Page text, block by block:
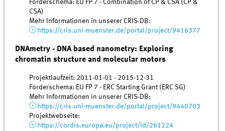
Förderschema: EU FP 7 - Combination of CP & CSA (CP &
CSA)
Mehr Informationen in unserer CRIS-DB:
https://cris.uni-muenster.de/portal/project/9416377
DNAmetry - DNA based nanometry: Exploring
chromatin structure and molecular motors
Projektlaufzeit: 2011-01-01 - 2015-12-31
Förderschema: EU FP 7 - ERC Starting Grant (ERC SG)
Mehr Informationen in unserer CRIS-DB:
https://cris.uni-muenster.de/portal/project/9440703
Projektwebseite:
https://cordis.europa.eu/project/id/261224